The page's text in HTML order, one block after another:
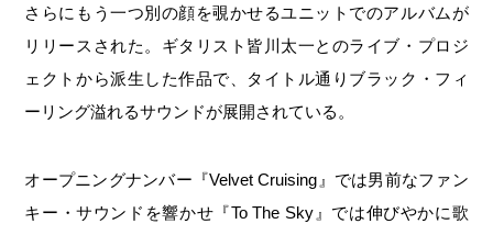
さらにもう一つ別の顔を覗かせるユニットでのアルバムが
リリースされた。ギタリスト皆川太一とのライブ・プロジ
ェクトから派生した作品で、タイトル通りブラック・フィ
ーリング溢れるサウンドが展開されている。
オープニングナンバー『Velvet Cruising』では男前なファン
キー・サウンドを響かせ『To The Sky』では伸びやかに歌